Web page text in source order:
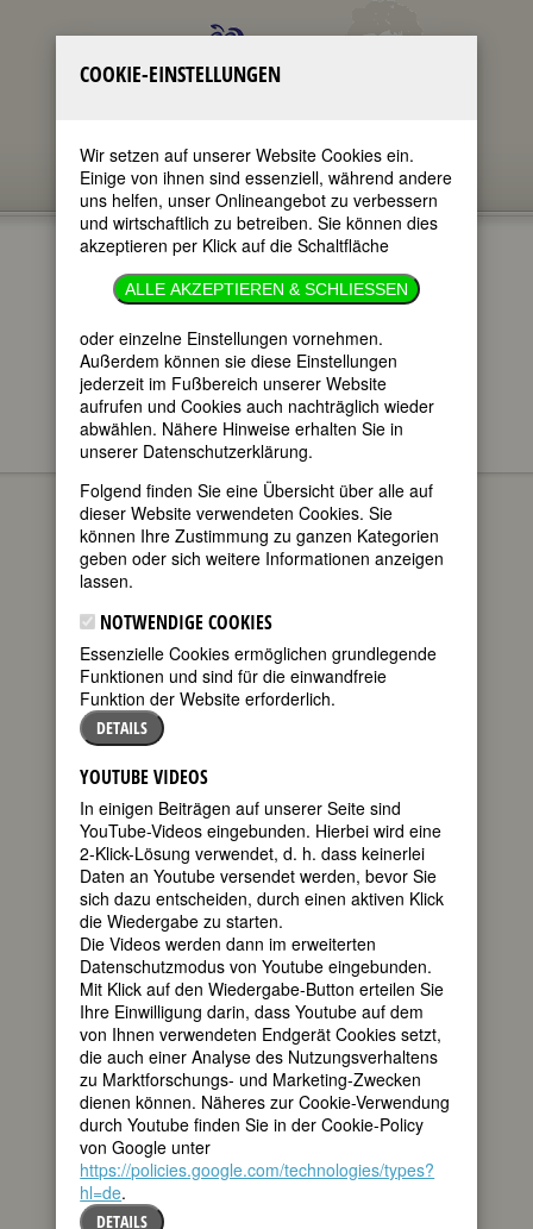
im ganzen Text
nur in Titeln
FEMBIO SPECIALS
BERÜHMTE
FOTOGRAFINNEN
Lee Miller
FEMBIO SPECIAL: BERÜHMTE
FOTOGRAFINNEN
LEE MILLER
geb 23. April
1907 in
Poughkeepsie,
New York
gest. 27. Juli
1977 in
Chiddingly,
East Sussex
US-
amerikanisches Fotomodell,
Fotografin und
Kriegskorrespondentin
45. Todestag am 27. Juli 2022
Biografie•Weblinks•Literatur &
Quellen
BIOGRAFIE
COOKIE-EINSTELLUNGEN
Wir setzen auf unserer Website Cookies ein.
Einige von ihnen sind essenziell, während andere
uns helfen, unser Onlineangebot zu verbessern
und wirtschaftlich zu betreiben. Sie können dies
akzeptieren per Klick auf die Schaltfläche
ALLE AKZEPTIEREN & SCHLIESSEN
oder einzelne Einstellungen vornehmen.
Außerdem können sie diese Einstellungen
jederzeit im Fußbereich unserer Website
aufrufen und Cookies auch nachträglich wieder
abwählen. Nähere Hinweise erhalten Sie in
unserer Datenschutzerklärung.
Folgend finden Sie eine Übersicht über alle auf
dieser Website verwendeten Cookies. Sie
können Ihre Zustimmung zu ganzen Kategorien
geben oder sich weitere Informationen anzeigen
lassen.
NOTWENDIGE COOKIES
Essenzielle Cookies ermöglichen grundlegende
Funktionen und sind für die einwandfreie
Funktion der Website erforderlich.
DETAILS
YOUTUBE VIDEOS
In einigen Beiträgen auf unserer Seite sind
YouTube-Videos eingebunden. Hierbei wird eine
2-Klick-Lösung verwendet, d. h. dass keinerlei
Daten an Youtube versendet werden, bevor Sie
sich dazu entscheiden, durch einen aktiven Klick
die Wiedergabe zu starten.
Die Videos werden dann im erweiterten
Datenschutzmodus von Youtube eingebunden.
Mit Klick auf den Wiedergabe-Button erteilen Sie
Ihre Einwilligung darin, dass Youtube auf dem
von Ihnen verwendeten Endgerät Cookies setzt,
die auch einer Analyse des Nutzungsverhaltens
zu Marktforschungs- und Marketing-Zwecken
dienen können. Näheres zur Cookie-Verwendung
durch Youtube finden Sie in der Cookie-Policy
von Google unter
https://policies.google.com/technologies/types?
hl=de.
DETAILS